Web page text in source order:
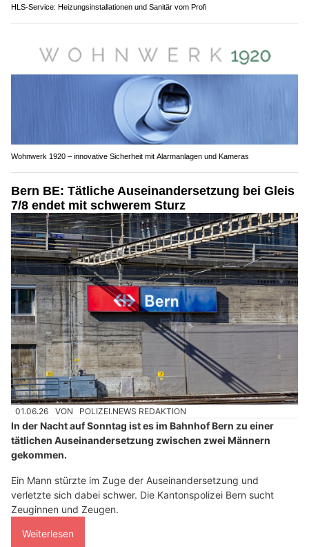
HLS-Service: Heizungsinstallationen und Sanitär vom Profi
Wohnwerk 1920 – innovative Sicherheit mit Alarmanlagen und Kameras
Bern BE: Tätliche Auseinandersetzung bei Gleis
7/8 endet mit schwerem Sturz
01.06.26 VON POLIZEI.NEWS REDAKTION
In der Nacht auf Sonntag ist es im Bahnhof Bern zu einer
tätlichen Auseinandersetzung zwischen zwei Männern
gekommen.
Ein Mann stürzte im Zuge der Auseinandersetzung und
verletzte sich dabei schwer. Die Kantonspolizei Bern sucht
Zeuginnen und Zeugen.
Weiterlesen